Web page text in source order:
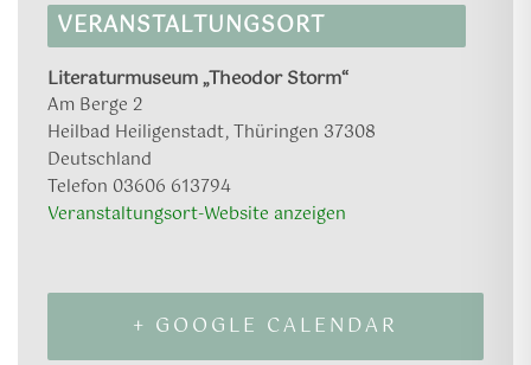
VERANSTALTUNGSORT
Literaturmuseum „Theodor Storm“
Am Berge 2
Heilbad Heiligenstadt,Thüringen 37308
Deutschland
Telefon 03606 613794
Veranstaltungsort-Website anzeigen
+ GOOGLE CALENDAR